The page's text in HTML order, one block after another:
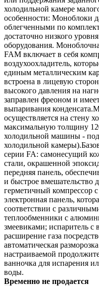
холодильной камере
особенности: Моноблоки
облегченными по
достаточно низкого
оборудования.
FAM включает в себя
воздухоохладитель,
единым металлическим
встроена в лицевую
высокого давления на
заправлен фреоном и
выпаривания
осуществляется на стену
максимальную толщину
холодильной машины -
холодильной
серии FA: самонесущий
стали, окрашенной
передняя панель,
и быстрое вмешательство
герметичный компрессор
электронная панель,
соответствии с
теплообменники с
змеевиками; испаритель
расширение газа
автоматическая
настраиваемой
ванночка для испарения
воды.
Временно не продается